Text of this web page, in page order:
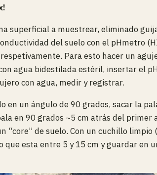
superficial a muestrear, eliminado
del suelo con el pHmetro
Para esto hacer un
agua bidestilada estéril, insertar el
con agua, medir y registrar.
en un ángulo de 90 grados, sacar la
en 90 grados ~5 cm atrás del primer
“core” de suelo. Con un cuchillo
que esta entre 5 y 15 cm y guardar en